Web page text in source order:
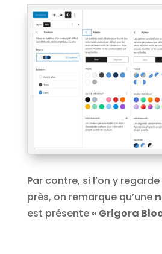
Par contre, si l’on y
près, on remarque qu’une
est présente « Grigora